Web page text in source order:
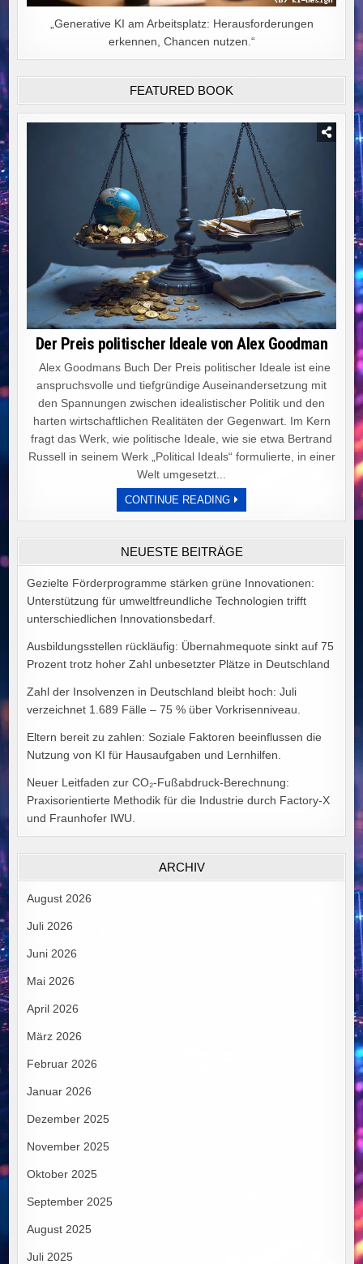
„Generative KI am Arbeitsplatz: Herausforderungen
erkennen, Chancen nutzen.“
FEATURED BOOK
Der Preis politischer Ideale von Alex Goodman
Alex Goodmans Buch Der Preis politischer Ideale ist eine
anspruchsvolle und tiefgründige Auseinandersetzung mit
den Spannungen zwischen idealistischer Politik und den
harten wirtschaftlichen Realitäten der Gegenwart. Im Kern
fragt das Werk, wie politische Ideale, wie sie etwa Bertrand
Russell in seinem Werk „Political Ideals“ formulierte, in einer
Welt umgesetzt...
CONTINUE READINGDER
PREIS
POLITISCHER
VON
ALEX
NEUESTE BEITRÄGE
Gezielte Förderprogramme stärken grüne Innovationen:
Unterstützung für umweltfreundliche Technologien trifft
unterschiedlichen Innovationsbedarf.
Ausbildungsstellen rückläufig: Übernahmequote sinkt auf 75
Prozent trotz hoher Zahl unbesetzter Plätze in Deutschland
Zahl der Insolvenzen in Deutschland bleibt hoch: Juli
verzeichnet 1.689 Fälle – 75 % über Vorkrisenniveau.
Eltern bereit zu zahlen: Soziale Faktoren beeinflussen die
Nutzung von KI für Hausaufgaben und Lernhilfen.
Neuer Leitfaden zur CO₂-Fußabdruck-Berechnung:
Praxisorientierte Methodik für die Industrie durch Factory-X
und Fraunhofer IWU.
ARCHIV
August 2026
Juli 2026
Juni 2026
Mai 2026
April 2026
März 2026
Februar 2026
Januar 2026
Dezember 2025
November 2025
Oktober 2025
September 2025
August 2025
Juli 2025